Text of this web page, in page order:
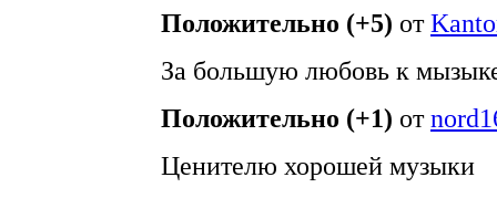
Положительно (+5) от
За большую любовь к
Положительно (+1) от
Ценителю хорошей музыки